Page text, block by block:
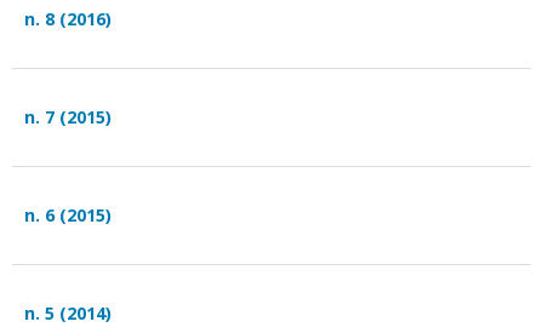
n. 8 (2016)
n. 7 (2015)
n. 6 (2015)
n. 5 (2014)